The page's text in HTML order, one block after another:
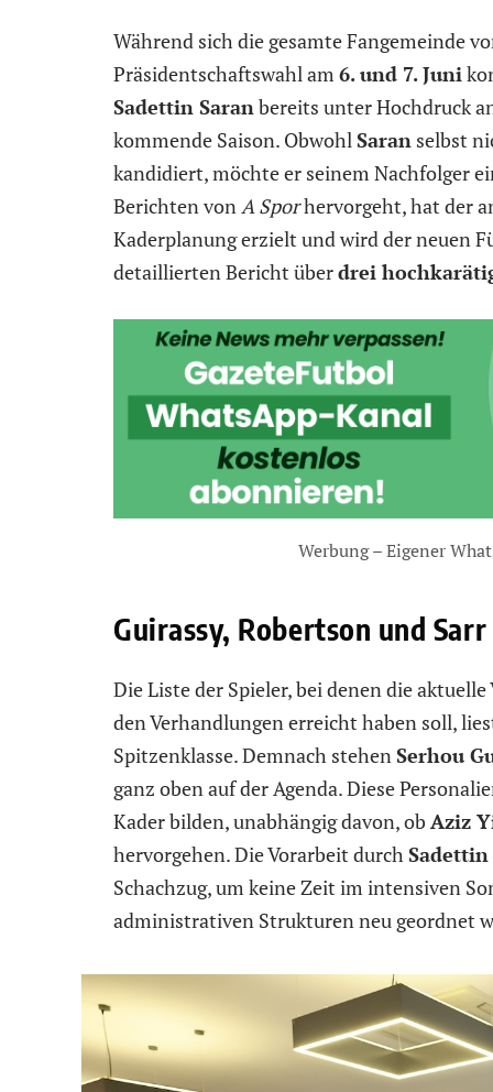
Während sich die gesamte Fangemeinde
Präsidentschaftswahl am 6. und 7. Juni
Sadettin Saranbereits unter Hochdruck
kommende Saison. ObwohlSaran selbst
kandidiert, möchte er seinem Nachfolger
Berichten vonA Sporhervorgeht, hat der
Kaderplanung erzielt und wird der neuen
detaillierten Bericht überdrei
Werbung – Eigener
Guirassy, Robertson und
Die Liste der Spieler, bei denen die
den Verhandlungen erreicht haben soll,
Spitzenklasse. Demnach stehenSerhou
ganz oben auf der Agenda. Diese
Kader bilden, unabhängig davon, ob Aziz
hervorgehen. Die Vorarbeit durchSadettin
Schachzug, um keine Zeit im intensiven
administrativen Strukturen neu geordnet